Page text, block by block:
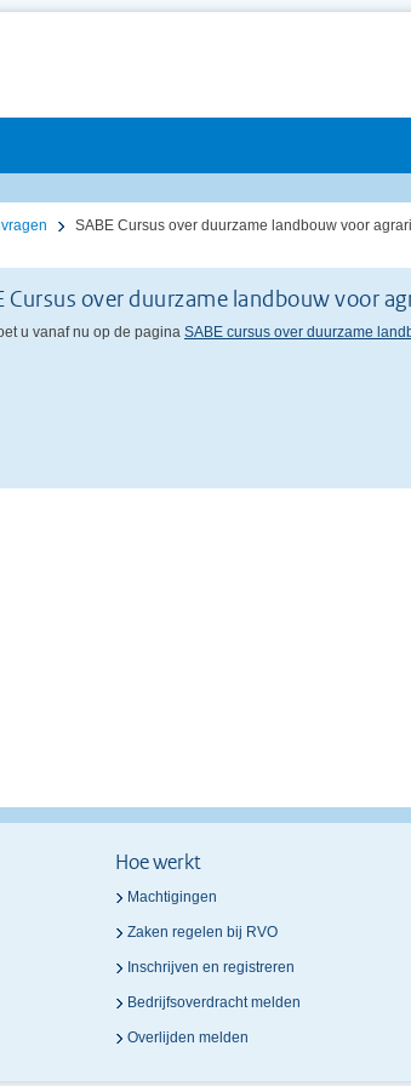
SABE Cursus over duurzame landbouw voor
Cursus over duurzame landbouw voor
u vanaf nu op de pagina SABE cursus over duurzame
Hoe werkt
Machtigingen
Zaken regelen bij RVO
Inschrijven en registreren
Bedrijfsoverdracht melden
Overlijden melden